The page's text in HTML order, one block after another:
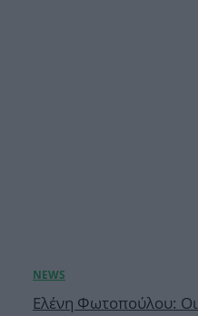
Ελένη Φωτοπούλου: Οι